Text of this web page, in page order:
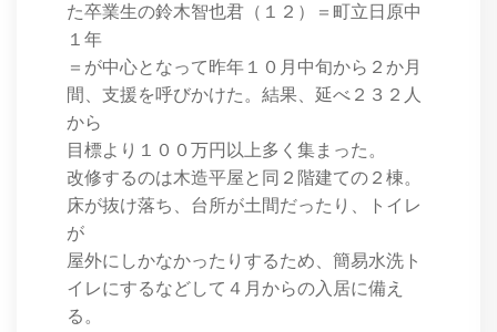
た卒業生の鈴木智也君（１２）＝町立日原中
１年
＝が中心となって昨年１０月中旬から２か月
間、支援を呼びかけた。結果、延べ２３２人
から
目標より１００万円以上多く集まった。
改修するのは木造平屋と同２階建ての２棟。
床が抜け落ち、台所が土間だったり、トイレ
が
屋外にしかなかったりするため、簡易水洗ト
イレにするなどして４月からの入居に備え
る。